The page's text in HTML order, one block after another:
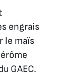
engrais
le maïs
GAEC.